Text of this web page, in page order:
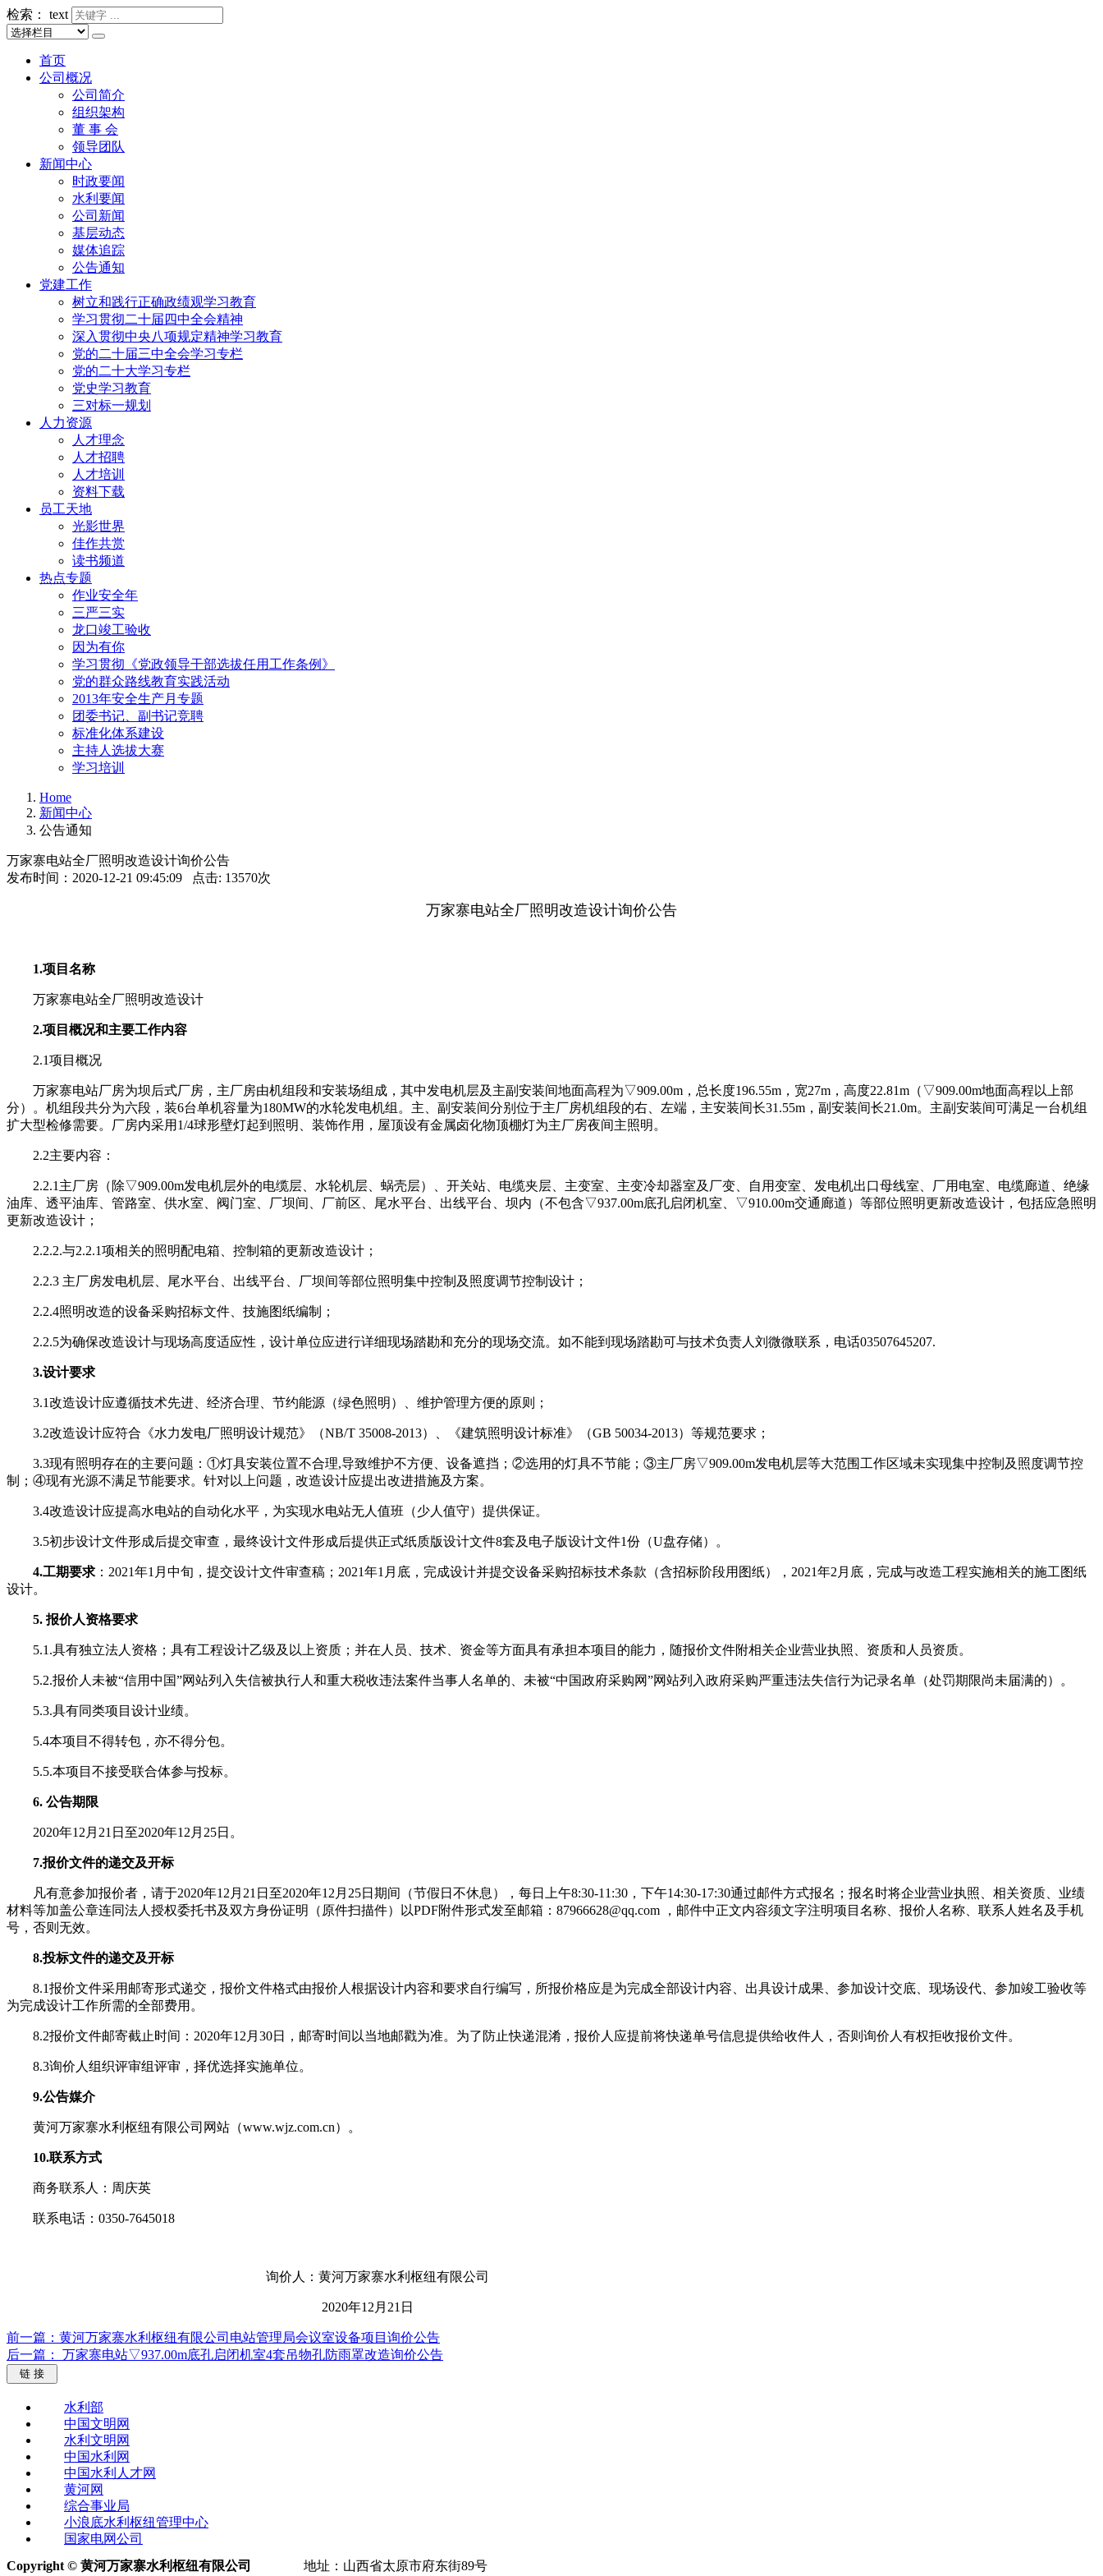
检索： text
首页
公司概况
公司简介
组织架构
董 事 会
领导团队
新闻中心
时政要闻
水利要闻
公司新闻
基层动态
媒体追踪
公告通知
党建工作
树立和践行正确政绩观学习教育
学习贯彻二十届四中全会精神
深入贯彻中央八项规定精神学习教育
党的二十届三中全会学习专栏
党的二十大学习专栏
党史学习教育
三对标一规划
人力资源
人才理念
人才招聘
人才培训
资料下载
员工天地
光影世界
佳作共赏
读书频道
热点专题
作业安全年
三严三实
龙口竣工验收
因为有你
学习贯彻《党政领导干部选拔任用工作条例》
党的群众路线教育实践活动
2013年安全生产月专题
团委书记、副书记竞聘
标准化体系建设
主持人选拔大赛
学习培训
Home
新闻中心
公告通知
万家寨电站全厂照明改造设计询价公告
发布时间：2020-12-21 09:45:09 点击: 13570次
万家寨电站全厂照明改造设计询价公告
1.项目名称
万家寨电站全厂照明改造设计
2.项目概况和主要工作内容
2.1项目概况
万家寨电站厂房为坝后式厂房，主厂房由机组段和安装场组成，其中发电机层及主副安装间地面高程为▽909.00m，总长度196.55m，宽27m，高度22.81m（▽909.00m地面高程以上部
分）。机组段共分为六段，装6台单机容量为180MW的水轮发电机组。主、副安装间分别位于主厂房机组段的右、左端，主安装间长31.55m，副安装间长21.0m。主副安装间可满足一台机组
扩大型检修需要。厂房内采用1/4球形壁灯起到照明、装饰作用，屋顶设有金属卤化物顶棚灯为主厂房夜间主照明。
2.2主要内容：
2.2.1主厂房（除▽909.00m发电机层外的电缆层、水轮机层、蜗壳层）、开关站、电缆夹层、主变室、主变冷却器室及厂变、自用变室、发电机出口母线室、厂用电室、电缆廊道、绝缘
油库、透平油库、管路室、供水室、阀门室、厂坝间、厂前区、尾水平台、出线平台、坝内（不包含▽937.00m底孔启闭机室、▽910.00m交通廊道）等部位照明更新改造设计，包括应急照明
更新改造设计；
2.2.2.与2.2.1项相关的照明配电箱、控制箱的更新改造设计；
2.2.3 主厂房发电机层、尾水平台、出线平台、厂坝间等部位照明集中控制及照度调节控制设计；
2.2.4照明改造的设备采购招标文件、技施图纸编制；
2.2.5为确保改造设计与现场高度适应性，设计单位应进行详细现场踏勘和充分的现场交流。如不能到现场踏勘可与技术负责人刘微微联系，电话03507645207.
3.设计要求
3.1改造设计应遵循技术先进、经济合理、节约能源（绿色照明）、维护管理方便的原则；
3.2改造设计应符合《水力发电厂照明设计规范》（NB/T 35008-2013）、《建筑照明设计标准》（GB 50034-2013）等规范要求；
3.3现有照明存在的主要问题：①灯具安装位置不合理,导致维护不方便、设备遮挡；②选用的灯具不节能；③主厂房▽909.00m发电机层等大范围工作区域未实现集中控制及照度调节控
制；④现有光源不满足节能要求。针对以上问题，改造设计应提出改进措施及方案。
3.4改造设计应提高水电站的自动化水平，为实现水电站无人值班（少人值守）提供保证。
3.5初步设计文件形成后提交审查，最终设计文件形成后提供正式纸质版设计文件8套及电子版设计文件1份（U盘存储）。
4.工期要求 ：2021年1月中旬，提交设计文件审查稿；2021年1月底，完成设计并提交设备采购招标技术条款（含招标阶段用图纸），2021年2月底，完成与改造工程实施相关的施工图纸
设计。
5. 报价人资格要求
5.1.具有独立法人资格；具有工程设计乙级及以上资质；并在人员、技术、资金等方面具有承担本项目的能力，随报价文件附相关企业营业执照、资质和人员资质。
5.2.报价人未被“信用中国”网站列入失信被执行人和重大税收违法案件当事人名单的、未被“中国政府采购网”网站列入政府采购严重违法失信行为记录名单（处罚期限尚未届满的）。
5.3.具有同类项目设计业绩。
5.4本项目不得转包，亦不得分包。
5.5.本项目不接受联合体参与投标。
6. 公告期限
2020年12月21日至2020年12月25日。
7.报价文件的递交及开标
凡有意参加报价者，请于2020年12月21日至2020年12月25日期间（节假日不休息），每日上午8:30-11:30，下午14:30-17:30通过邮件方式报名；报名时将企业营业执照、相关资质、业绩
材料等加盖公章连同法人授权委托书及双方身份证明（原件扫描件）以PDF附件形式发至邮箱：87966628@qq.com ，邮件中正文内容须文字注明项目名称、报价人名称、联系人姓名及手机
号，否则无效。
8.投标文件的递交及开标
8.1报价文件采用邮寄形式递交，报价文件格式由报价人根据设计内容和要求自行编写，所报价格应是为完成全部设计内容、出具设计成果、参加设计交底、现场设代、参加竣工验收等
为完成设计工作所需的全部费用。
8.2报价文件邮寄截止时间：2020年12月30日，邮寄时间以当地邮戳为准。为了防止快递混淆，报价人应提前将快递单号信息提供给收件人，否则询价人有权拒收报价文件。
8.3询价人组织评审组评审，择优选择实施单位。
9.公告媒介
黄河万家寨水利枢纽有限公司网站（www.wjz.com.cn）。
10.联系方式
商务联系人：周庆英
联系电话：0350-7645018
询价人：黄河万家寨水利枢纽有限公司
2020年12月21日
前一篇： ​黄河万家寨水利枢纽有限公司电站管理局会议室设备项目询价公告
后一篇： 万家寨电站▽937.00m底孔启闭机室4套吊物孔防雨罩改造询价公告
链 接
水利部
中国文明网
水利文明网
中国水利网
中国水利人才网
黄河网
综合事业局
小浪底水利枢纽管理中心
国家电网公司
Copyright © 黄河万家寨水利枢纽有限公司
地址：山西省太原市府东街89号